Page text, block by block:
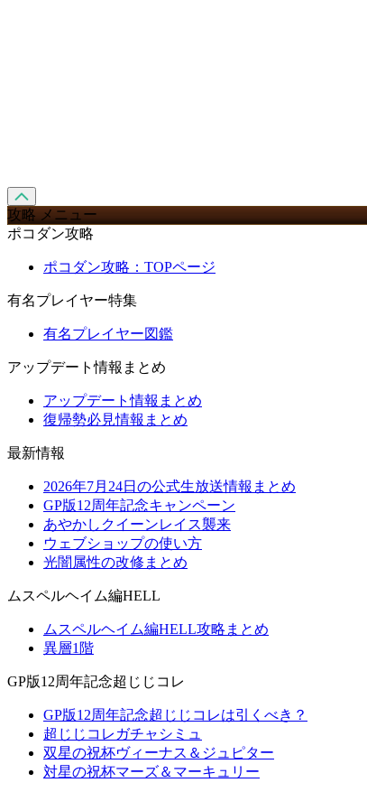
攻略 メニュー
ポコダン攻略
ポコダン攻略：TOPページ
有名プレイヤー特集
有名プレイヤー図鑑
アップデート情報まとめ
アップデート情報まとめ
復帰勢必見情報まとめ
最新情報
2026年7月24日の公式生放送情報まとめ
GP版12周年記念キャンペーン
あやかしクイーンレイス襲来
ウェブショップの使い方
光闇属性の改修まとめ
ムスペルヘイム編HELL
ムスペルヘイム編HELL攻略まとめ
異層1階
GP版12周年記念超じじコレ
GP版12周年記念超じじコレは引くべき？
超じじコレガチャシミュ
双星の祝杯ヴィーナス＆ジュピター
対星の祝杯マーズ＆マーキュリー